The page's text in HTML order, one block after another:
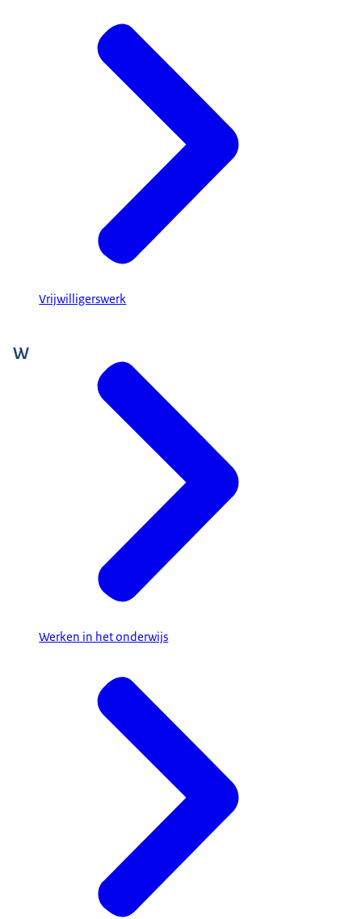
Vrijwilligerswerk
W
Werken in het onderwijs